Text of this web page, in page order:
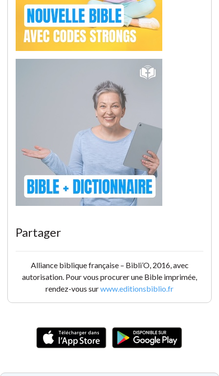
Partager
Alliance biblique française – Bibli’O, 2016, avec
autorisation. Pour vous procurer une Bible imprimée,
rendez-vous surwww.editionsbiblio.fr